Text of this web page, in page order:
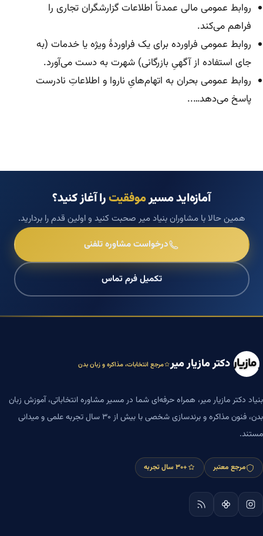
روابط عمومی مالی عمدتاً اطلاعات گزارشگران تجاری را
فراهم می‌کند.
روابط عمومی فراورده برای یک فراوردهٔ ویژه یا خدمات (به
جای استفاده از آگهیِ بازرگانی) شهرت به دست می‌آورد.
روابط عمومی بحران به اتهام‌هایِ ناروا و اطلاعاتِ نادرست
پاسخ می‌دهد…..
آمازه‌اید مسیرموفقیترا آغاز کنید؟
همین حالا با مشاوران بنیاد میر صحبت کنید و اولین قدم را بردارید.
درخواست مشاوره تلفنی
تکمیل فرم تماس
دکتر مازیار میر مرجع انتخابات، مذاکره و زبان بدن
بنیاد دکتر مازیار میر، همراه حرفه‌ای شما در مسیر مشاوره انتخاباتی، آموزش زبان
بدن، فنون مذاکره و برندسازی شخصی با بیش از ۳۰ سال تجربه علمی و میدانی
مستند.
مرجع معتبر +۳۰ سال تجربه